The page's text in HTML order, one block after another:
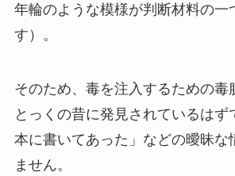
年輪のような模様が判断材料の一
す）。
そのため、毒を注入するための毒
とっくの昔に発見されているはず
本に書いてあった」などの曖昧な
ません。